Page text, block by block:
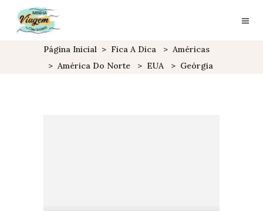
Página Inicial > Fica A Dica > Américas
> América Do Norte > EUA > Geórgia